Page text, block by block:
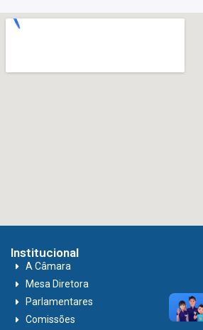
Institucional
A Câmara
Mesa Diretora
Parlamentares
Comissões